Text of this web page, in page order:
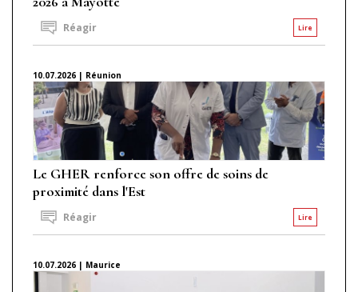
Lire
Réagir
10.07.2026 | Réunion
Le GHER renforce son offre de soins de
proximité dans l'Est
Lire
Réagir
10.07.2026 | Maurice